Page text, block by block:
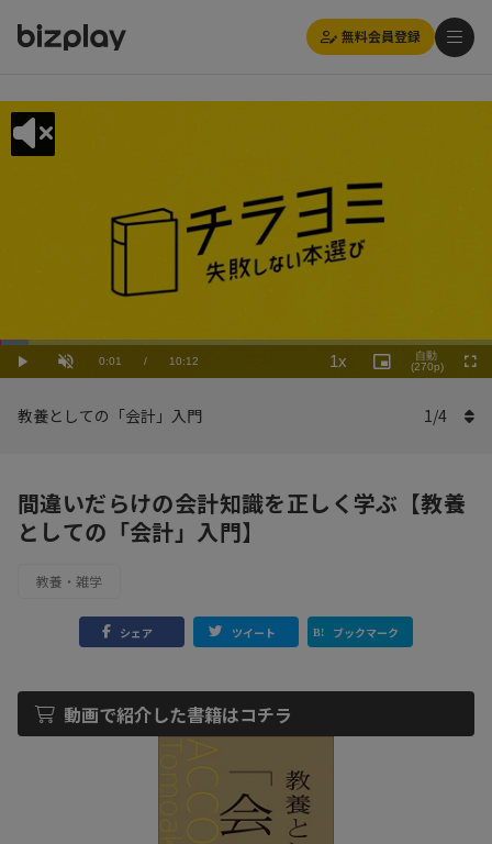
無料会員登録
Play UnmuteCurrent
0:01 / Duration
10:12
Loaded:
5.89%
1x
Rate
Picture-
in-
自動
(270p)
教養としての「会計」入門 1/4
間違いだらけの会計知識を正しく学ぶ【教養
としての「会計」入門】
教養・雑学
シェア ツイート ブックマーク
動画で紹介した書籍はコチラ